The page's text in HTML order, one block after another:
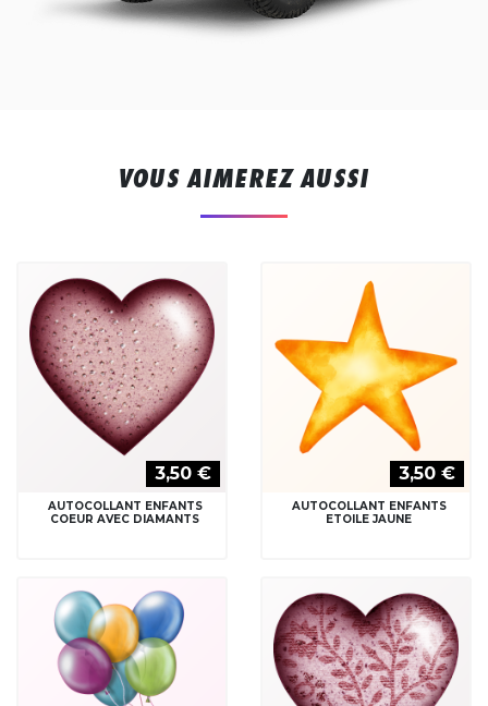
VOUS AIMEREZ AUSSI
3,50 €
AUTOCOLLANT ENFANTS
COEUR AVEC DIAMANTS
3,50 €
AUTOCOLLANT ENFANTS
ETOILE JAUNE